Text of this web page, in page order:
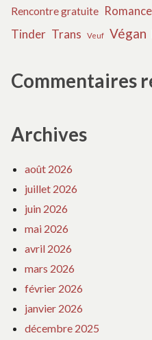
Rencontre gratuite
Tinder Trans Veuf Végan
Commentaires
Archives
août 2026
juillet 2026
juin 2026
mai 2026
avril 2026
mars 2026
février 2026
janvier 2026
décembre 2025